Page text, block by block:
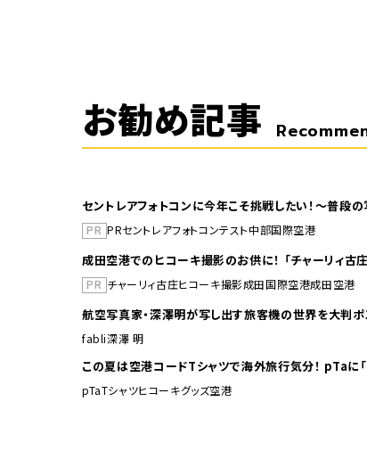
お勧め記事
セントレアフォトコンに今年こそ挑戦したい！～普段
PR PRセントレアフォトコンテスト中部国際空港
成田空港でのヒコーキ撮影のお供に！ 「チャーリィ
PR チャーリィ古庄ヒコーキ撮影成田国際空港成田空港
航空写真家・深澤明が写し出す旅客機の世界を大判ポ
fabli深澤 明
この夏は空
pTaTシャツヒコーキグッズ空港